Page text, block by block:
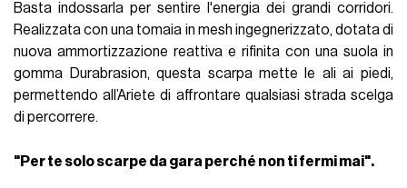
Basta indossarla per sentire l'energia dei grandi corridori.
Realizzata con una tomaia in mesh ingegnerizzato, dotata di
nuova ammortizzazione reattiva e rifinita con una suola in
gomma Durabrasion, questa scarpa mette le ali ai piedi,
permettendo all’Ariete di affrontare qualsiasi strada scelga
di percorrere.
"Per te solo scarpe da gara perché non ti fermi mai".